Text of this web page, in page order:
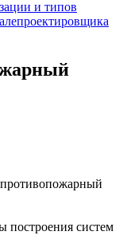
и типов
систем